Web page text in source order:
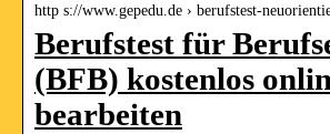
http s://www.gepedu.de › berufstest-
Berufstest für
(BFB) kostenlos
bearbeiten